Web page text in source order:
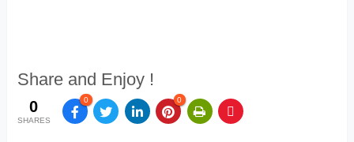
Share and Enjoy !
0
SHARES
0 0